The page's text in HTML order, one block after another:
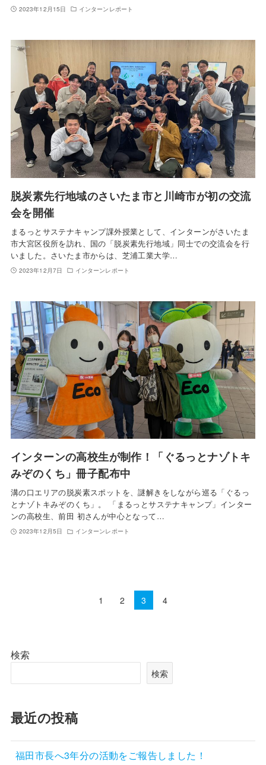
2023年12月15日 インターンレポート
脱炭素先行地域のさいたま市と川崎市が初の交流
会を開催
まるっとサステナキャンプ課外授業として、インターンがさいたま
市大宮区役所を訪れ、国の「脱炭素先行地域」同士での交流会を行
いました。さいたま市からは、芝浦工業大学…
2023年12月7日 インターンレポート
インターンの高校生が制作！「ぐるっとナゾトキ
みぞのくち」冊子配布中
溝の口エリアの脱炭素スポットを、謎解きをしながら巡る「ぐるっ
とナゾトキみぞのくち」。 「まるっとサステナキャンプ」インター
ンの高校生、前田 初さんが中心となって…
2023年12月5日 インターンレポート
1 2 3 4
検索
検索
最近の投稿
福田市長へ3年分の活動をご報告しました！